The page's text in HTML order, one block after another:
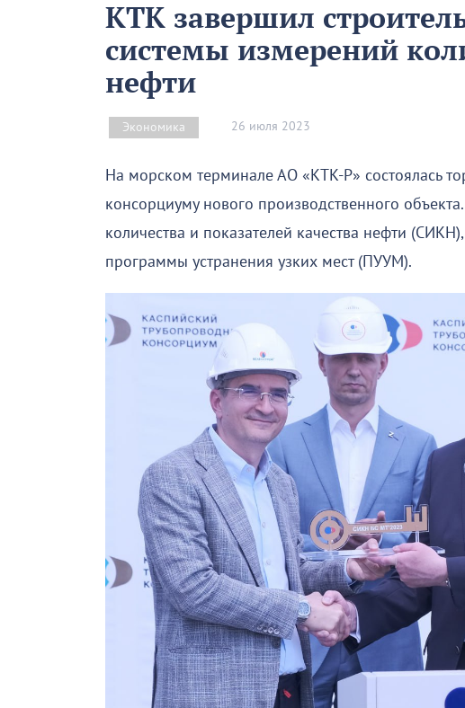
КТК завершил
системы измерений
нефти
Экономика 26 июля 2023
На морском терминале АО «КТК-Р» состоялась
консорциуму нового производственного
количества и показателей качества нефти
программы устранения узких мест (ПУУМ).